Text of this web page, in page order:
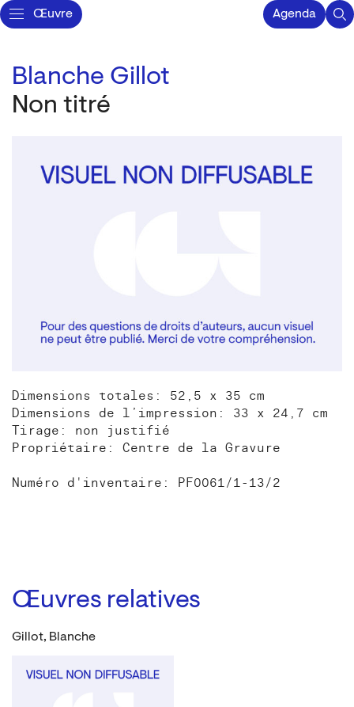
Œuvre Agenda
Blanche Gillot
Non titré
Dimensions totales: 52,5 x 35 cm
Dimensions de l’impression: 33 x 24,7 cm
Tirage: non justifié
Propriétaire: Centre de la Gravure
Numéro d'inventaire: PF0061/1-13/2
Œuvres relatives
Gillot, Blanche